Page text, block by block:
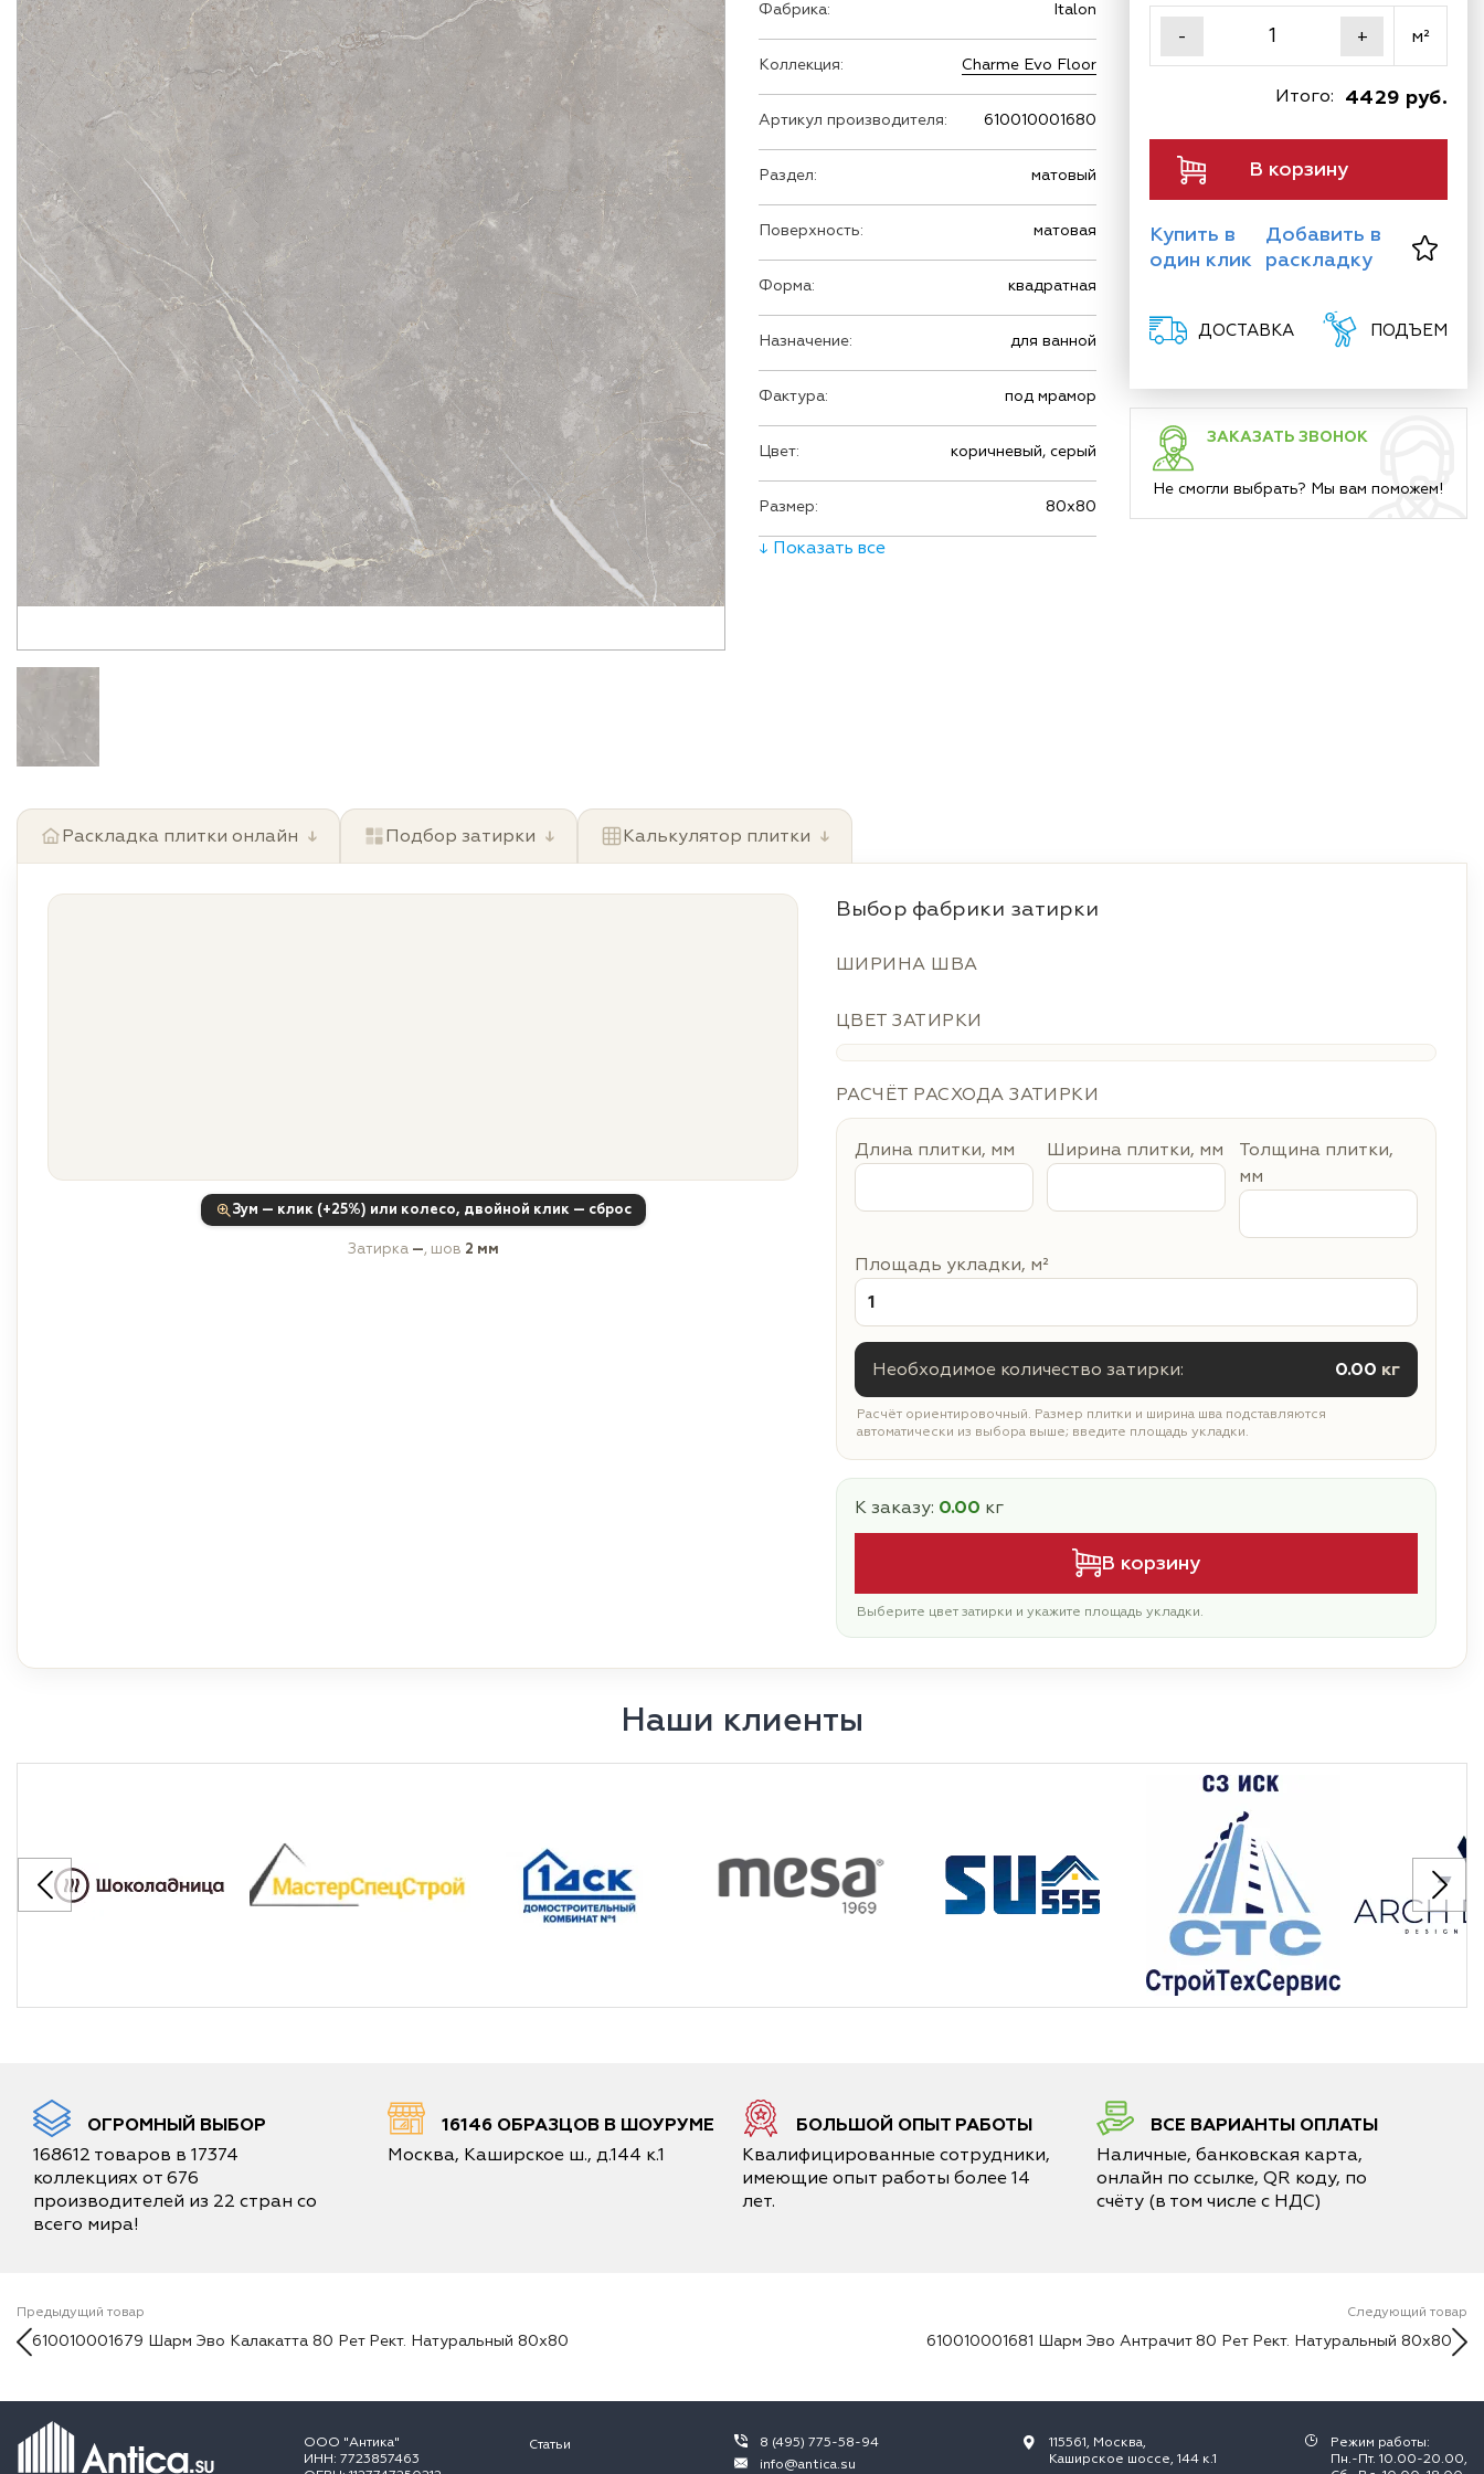
Фабрика: Italon
Коллекция: Charme Evo Floor
Артикул производителя: 610010001680
Раздел: матовый
Поверхность: матовая
Форма: квадратная
Назначение: для ванной
Фактура: под мрамор
Цвет: коричневый, серый
Размер: 80х80
↓ Показать все
-
+ м²
4429 руб.
Итого:
В корзину
Купить в
один клик
Добавить в
раскладку
ДОСТАВКА ПОДЪЕМ
ЗАКАЗАТЬ ЗВОНОК
Не смогли выбрать? Мы вам поможем!
Раскладка плитки онлайн ↓ Подбор затирки ↓ Калькулятор плитки ↓
Зум — клик (+25%) или колесо, двойной клик — сброс
Затирка —, шов 2 мм
Выбор фабрики затирки
ШИРИНА ШВА
ЦВЕТ ЗАТИРКИ
РАСЧЁТ РАСХОДА ЗАТИРКИ
Длина плитки, мм Ширина плитки, мм
Толщина плитки,
мм
Площадь укладки, м²
Необходимое количество затирки: 0.00 кг
Расчёт ориентировочный. Размер плитки и ширина шва подставляются
автоматически из выбора выше; введите площадь укладки.
К заказу: 0.00 кг
В корзину
Выберите цвет затирки и укажите площадь укладки.
Наши клиенты
ОГРОМНЫЙ ВЫБОР
168612 товаров в 17374
коллекциях от 676
производителей из 22 стран со
всего мира!
16146 ОБРАЗЦОВ В ШОУРУМЕ
Москва, Каширское ш., д.144 к.1
БОЛЬШОЙ ОПЫТ РАБОТЫ
Квалифицированные сотрудники,
имеющие опыт работы более 14
лет.
ВСЕ ВАРИАНТЫ ОПЛАТЫ
Наличные, банковская карта,
онлайн по ссылке, QR коду, по
счёту (в том числе с НДС)
Предыдущий товар
610010001679 Шарм Эво Калакатта 80 Рет Рект. Натуральный 80х80
Следующий товар
610010001681 Шарм Эво Антрачит 80 Рет Рект. Натуральный 80х80
ООО "Антика"
ИНН: 7723857463
Статьи
8 (495) 775-58-94
info@antica.su
115561, Москва,
Каширское шоссе, 144 к.1
Режим работы:
Пн.-Пт. 10.00-20.00,